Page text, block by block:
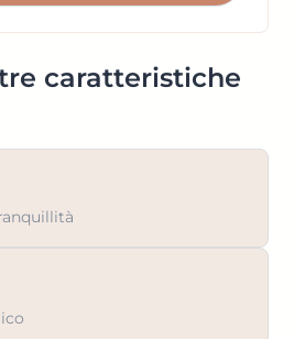
caratteristiche
the
keyboard
shortcuts
for
dates.